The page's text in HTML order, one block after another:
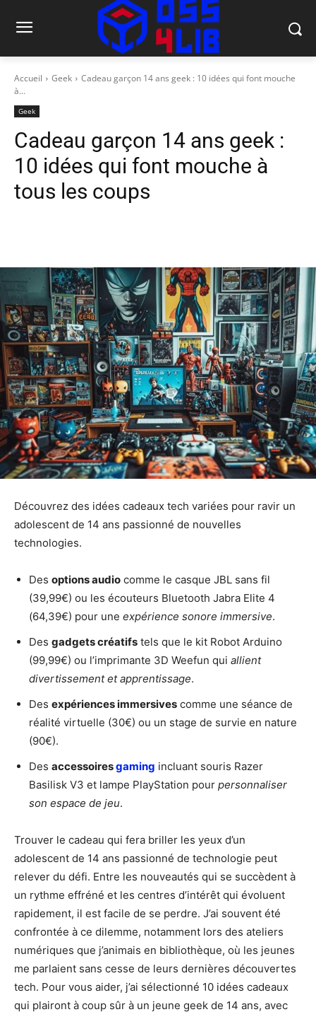
Accueil Geek
Cadeau garçon 14 ans geek : 10 idées qui font mouche
à...
Geek
Cadeau garçon 14 ans geek :
10 idées qui font mouche à
tous les coups
Découvrez des idées cadeaux tech variées pour ravir un
adolescent de 14 ans passionné de nouvelles
technologies.
Des options audio comme le casque JBL sans fil
(39,99€) ou les écouteurs Bluetooth Jabra Elite 4
(64,39€) pour une expérience sonore immersive.
Des gadgets créatifs tels que le kit Robot Arduino
(99,99€) ou l’imprimante 3D Weefun qui allient
divertissement et apprentissage.
Des expériences immersives comme une séance de
réalité virtuelle (30€) ou un stage de survie en nature
(90€).
Des accessoiresgaming incluant souris Razer
Basilisk V3 et lampe PlayStation pour personnaliser
son espace de jeu.
Trouver le cadeau qui fera briller les yeux d’un
adolescent de 14 ans passionné de technologie peut
relever du défi. Entre les nouveautés qui se succèdent à
un rythme effréné et les centres d’intérêt qui évoluent
rapidement, il est facile de se perdre. J’ai souvent été
confrontée à ce dilemme, notamment lors des ateliers
numériques que j’animais en bibliothèque, où les jeunes
me parlaient sans cesse de leurs dernières découvertes
tech. Pour vous aider, j’ai sélectionné 10 idées cadeaux
qui plairont à coup sûr à un jeune geek de 14 ans, avec